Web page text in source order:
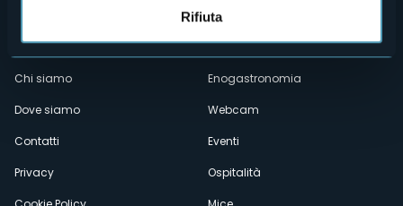
Rifiuta
Menù
secondario
Chi siamo
Dove siamo
Contatti
Privacy
Enogastronomia
Webcam
Eventi
Ospitalità